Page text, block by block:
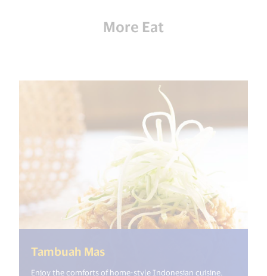
More Eat
Tambuah Mas(<%=
Enjoy the comforts of home-style Indonesian cuisine.